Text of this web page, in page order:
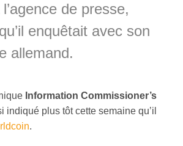
de presse,
enquêtait avec son
allemand.
Information Commissioner’s
indiqué plus tôt cette semaine qu’il
.